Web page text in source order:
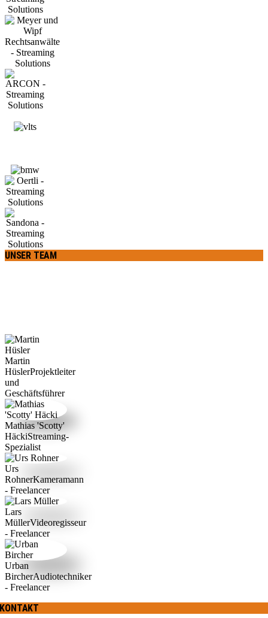
UNSER TEAM
Martin
HüslerProjektleiter
und
Geschäftsführer
Mathias 'Scotty'
HäckiStreaming-
Spezialist
Urs
RohnerKameramann
- Freelancer
Lars
MüllerVideoregisseur
- Freelancer
Urban
BircherAudiotechniker
- Freelancer
KONTAKT